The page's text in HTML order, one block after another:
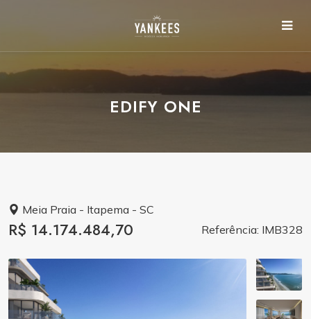
EDIFY ONE
Meia Praia - Itapema - SC
R$ 14.174.484,70 Referência: IMB328